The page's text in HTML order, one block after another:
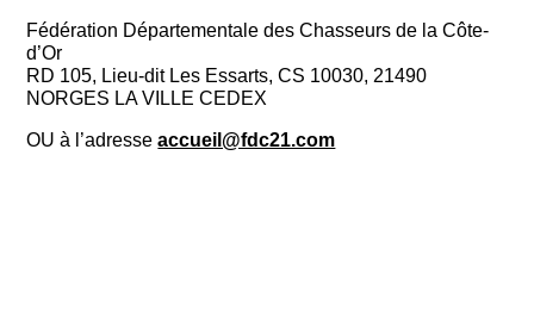
Fédération Départementale des Chasseurs de la Côte-
d’Or
RD 105, Lieu-dit Les Essarts, CS 10030, 21490
NORGES LA VILLE CEDEX
OU à l’adresseaccueil@fdc21.com